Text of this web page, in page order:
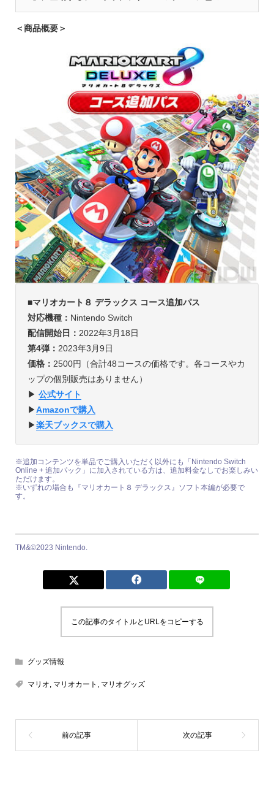
＜商品概要＞
■マリオカート８ デラックス コース追加パス
対応機種： Nintendo Switch
配信開始日： 2022年3月18日
第4弾： 2023年3月9日
価格： 2500円（合計48コースの価格です。各コースやカ
ップの個別販売はありません）
▶︎ 公式サイト
▶︎Amazonで購入
▶︎楽天ブックスで購入
※追加コンテンツを単品でご購入いただく以外にも「Nintendo Switch
Online + 追加パック」に加入されている方は、追加料金なしでお楽しみい
ただけます。
※いずれの場合も『マリオカート８ デラックス』ソフト本編が必要で
す。
TM&©2023 Nintendo.
この記事のタイトルとURLをコピーする
グッズ情報
マリオ マリオカート マリオグッズ